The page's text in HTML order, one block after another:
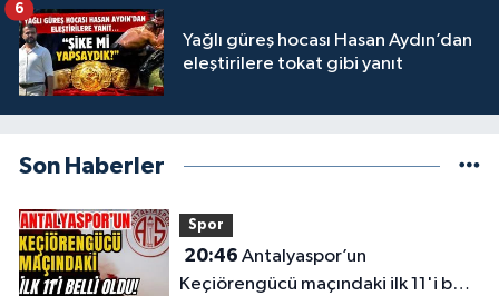
Yağlı güreş hocası Hasan Aydın’dan
eleştirilere tokat gibi yanıt
6
Son Haberler
Spor
20:46
Keçiörengücü maçındaki ilk 11'i belli